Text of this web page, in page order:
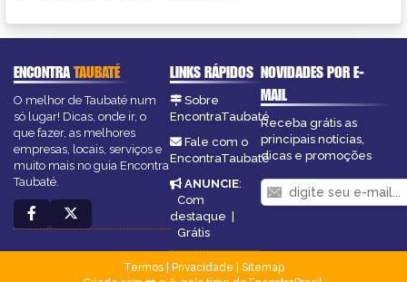
ENCONTRATAUBATÉ
O melhor de Taubaté num
só lugar! Dicas, onde ir, o
que fazer, as melhores
empresas, locais, serviços e
muito mais no guia Encontra
Taubaté.
LINKS RÁPIDOS
Sobre
EncontraTaubaté
Fale com o
EncontraTaubaté
ANUNCIE:
Com
destaque |
Grátis
NOVIDADES POR E-
MAIL
Receba grátis as
principais notícias,
dicas e promoções
Termos| Privacidade
Sitemap